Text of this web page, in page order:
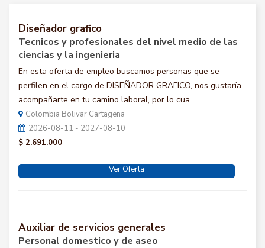
Diseñador grafico
Tecnicos y profesionales del nivel medio de las
ciencias y la ingenieria
En esta oferta de empleo buscamos personas que se
perfilen en el cargo de DISEÑADOR GRAFICO, nos gustaría
acompañarte en tu camino laboral, por lo cua...
Colombia Bolivar Cartagena
2026-08-11 - 2027-08-10
$ 2.691.000
Ver Oferta
Auxiliar de servicios generales
Personal domestico y de aseo